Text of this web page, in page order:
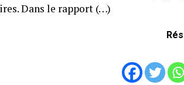
Dans le rapport (…)